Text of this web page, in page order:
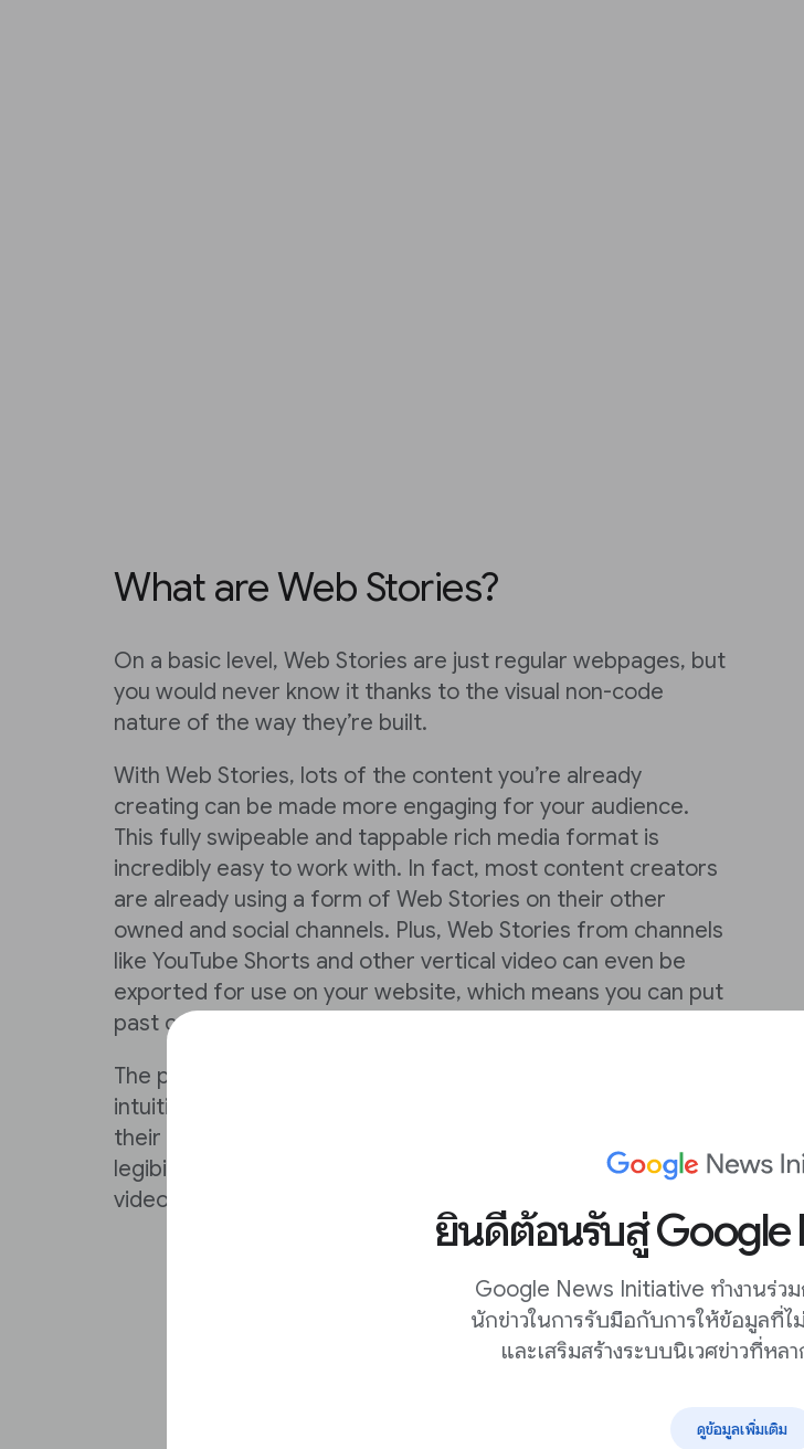
ยินดีต้อนรับสู่ Google
Google News Initiative ทำงานร่ว
นักข่าวในการรับมือกับการให้ข้อมูลที่
และเสริมสร้างระบบนิเวศข่าวที่หล
ดูข้อมูลเพิ่มเติม
What are Web Stories?
On a basic level, Web Stories are just regular webpages, but
you would never know it thanks to the visual non-code
nature of the way they’re built.
With Web Stories, lots of the content you’re already
creating can be made more engaging for your audience.
This fully swipeable and tappable rich media format is
incredibly easy to work with. In fact, most content creators
are already using a form of Web Stories on their other
owned and social channels. Plus, Web Stories from channels
like YouTube Shorts and other vertical video can even be
exported for use on your website, which means you can put
past content to work for you.
The process of creating and publishing Web Stories is
intuitive, unlocks creativity, and helps makers ensure that
their content is professional and purposeful. Accessibility,
legibility, cropping, adding video and text overlay, looping
video and more are incredibly simple.